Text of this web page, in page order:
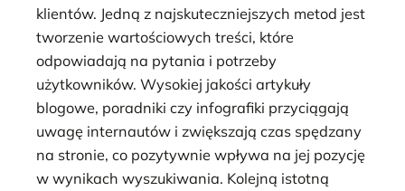
klientów. Jedną z najskuteczniejszych metod jest
tworzenie wartościowych treści, które
odpowiadają na pytania i potrzeby
użytkowników. Wysokiej jakości artykuły
blogowe, poradniki czy infografiki przyciągają
uwagę internautów i zwiększają czas spędzany
na stronie, co pozytywnie wpływa na jej pozycję
w wynikach wyszukiwania. Kolejną istotną